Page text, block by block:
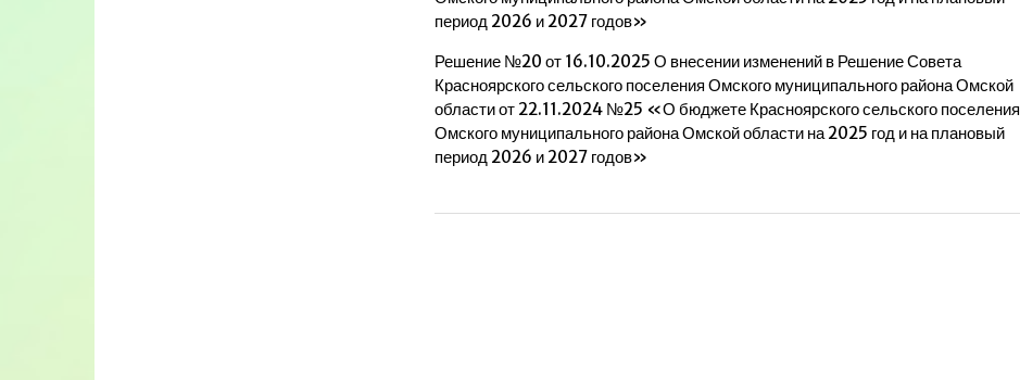
период 2026 и 2027 годов»
Решение №20 от 16.10.2025 О внесении изменений в Решение Совета
Красноярского сельского поселения Омского муниципального района Омской
области от 22.11.2024 №25 «О бюджете Красноярского сельского поселения
Омского муниципального района Омской области на 2025 год и на плановый
период 2026 и 2027 годов»